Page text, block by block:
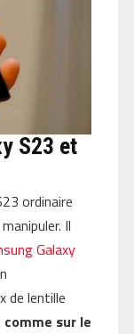
S23 et
ordinaire
Il
Galaxy
de lentille
comme sur le